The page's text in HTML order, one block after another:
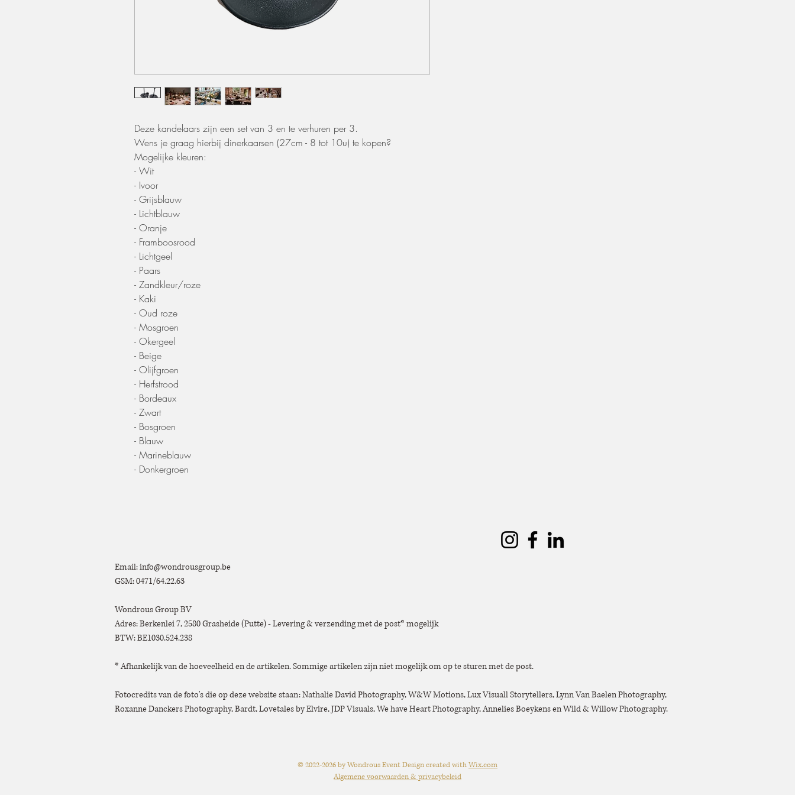
Deze kandelaars zijn een set van 3 en te verhuren per 3.
Wens je graag hierbij dinerkaarsen (27cm - 8 tot 10u) te kopen?
Mogelijke kleuren:
- Wit
- Ivoor
- Grijsblauw
- Lichtblauw
- Oranje
- Framboosrood
- Lichtgeel
- Paars
- Zandkleur/roze
- Kaki
- Oud roze
- Mosgroen
- Okergeel
- Beige
- Olijfgroen
- Herfstrood
- Bordeaux
- Zwart
- Bosgroen
- Blauw
- Marineblauw
- Donkergroen
Email:info@wondrousgroup.be
GSM: 0471/64.22.63
Wondrous Group BV
Adres: Berkenlei 7, 2580 Grasheide (Putte) - Levering & verzending met de post* mogelijk
BTW: BE1030.524.238
* Afhankelijk van de hoeveelheid en de artikelen. Sommige artikelen zijn niet mogelijk om op te sturen met de post.
Fotocredits van de foto's die op deze website staan: Nathalie David Photography, W&W Motions, Lux Visuall Storytellers, Lynn Van Baelen Photography,
Roxanne Danckers Photography, Bardt, Lovetales by Elvire, JDP Visuals, We have Heart Photography, Annelies Boeykens en Wild & Willow Photography.
© 2022-2026by Wondrous Event Design created withWix.com
Algemene voorwaarden & privacybeleid